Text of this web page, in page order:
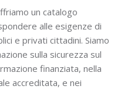
un catalogo
alle esigenze di
e privati cittadini. Siamo
sulla sicurezza sul
finanziata, nella
accreditata, e nei